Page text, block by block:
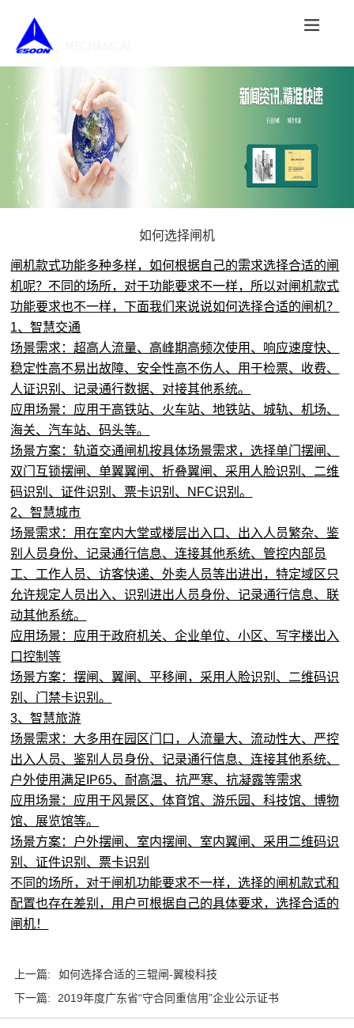
如何选择闸机
闸机款式功能多种多样，如何根据自己的需求选择合适的闸
机呢？不同的场所，对于功能要求不一样，所以对闸机款式
功能要求也不一样，下面我们来说说如何选择合适的闸机？
1、智慧交通
场景需求：超高人流量、高峰期高频次使用、响应速度快、
稳定性高不易出故障、安全性高不伤人、用于检票、收费、
人证识别、记录通行数据、对接其他系统。
应用场景：应用于高铁站、火车站、地铁站、城轨、机场、
海关、汽车站、码头等。
场景方案：轨道交通闸机按具体场景需求，选择单门摆闸、
双门互锁摆闸、单翼翼闸、折叠翼闸、采用人脸识别、二维
码识别、证件识别、票卡识别、NFC识别。
2、智慧城市
场景需求：用在室内大堂或楼层出入口、出入人员繁杂、鉴
别人员身份、记录通行信息、连接其他系统、管控内部员
工、工作人员、访客快递、外卖人员等出进出，特定域区只
允许规定人员出入、识别进出人员身份、记录通行信息、联
动其他系统。
应用场景：应用于政府机关、企业单位、小区、写字楼出入
口控制等
场景方案：摆闸、翼闸 、平移闸，采用人脸识别、二维码识
别、门禁卡识别。
3、智慧旅游
场景需求：大多用在园区门口，人流量大、流动性大、严控
出入人员、鉴别人员身份、记录通行信息、连接其他系统、
户外使用满足IP65、耐高温、抗严寒、抗凝露等需求
应用场景：应用于风景区、体育馆、游乐园、科技馆、博物
馆、展览馆等。
场景方案：户外摆闸、室内摆闸、室内翼闸、采用二维码识
别、证件识别、票卡识别
不同的场所，对于闸机功能要求不一样，选择的闸机款式和
配置也存在差别，用户可根据自己的具体要求，选择合适的
闸机！
上一篇:
如何选择合适的三辊闸-翼梭科技
下一篇:
2019年度广东省“守合同重信用”企业公示证书